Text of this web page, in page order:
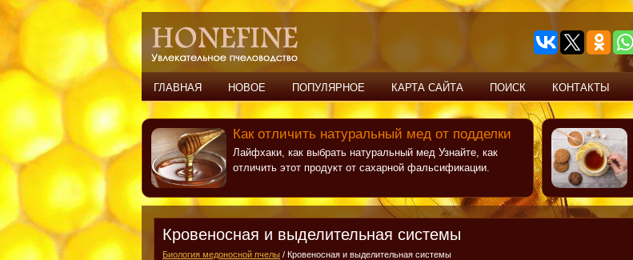
ГЛАВНАЯ НОВОЕ ПОПУЛЯРНОЕ КАРТА САЙТА ПОИСК КОНТАКТЫ
Как отличить натуральный мед от подделки
Лайфхаки, как выбрать натуральный мед Узнайте, как
отличить этот продукт от сахарной фальсификации.
Кровеносная и выделительная системы
Биология медоносной пчелы / Кровеносная и выделительная системы